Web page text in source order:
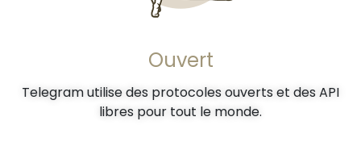
Ouvert
Telegram utilise des protocoles ouverts et des API
libres pour tout le monde.